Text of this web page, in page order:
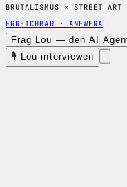
BRUTALISMUS × STREET ART
ERREICHBAR · ANEWERA
Frag Lou — den AI
🎙 Lou interviewen